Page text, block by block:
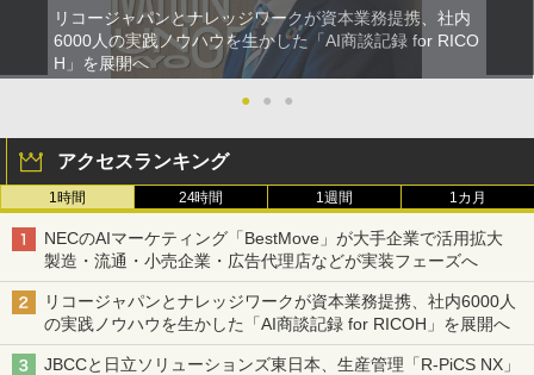
リコージャパンとナレッジワークが資本業務提携、社内
6000人の実践ノウハウを生かした「AI商談記録 for RICO
H」を展開へ
●
● ●
アクセスランキング
1時間 24時間 1週間 1カ月
NECのAIマーケティング「BestMove」が大手企業で活用拡大
製造・流通・小売企業・広告代理店などが実装フェーズへ
リコージャパンとナレッジワークが資本業務提携、社内6000人
の実践ノウハウを生かした「AI商談記録 for RICOH」を展開へ
JBCCと日立ソリューションズ東日本、生産管理「R-PiCS NX」